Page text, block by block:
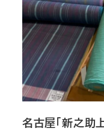
名古屋「新之助